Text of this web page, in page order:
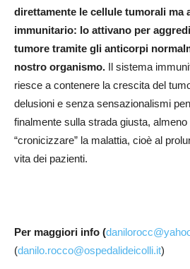
direttamente le cellule tumorali ma
immunitario: lo attivano per
tumore tramite gli anticorpi
nostro organismo. Il sistema
riesce a contenere la crescita del
delusioni e senza sensazionalismi
finalmente sulla strada giusta,
“cronicizzare” la malattia, cioè al
vita dei pazienti.
Per maggiori info (
(danilo.rocco@ospedalideicolli.it)